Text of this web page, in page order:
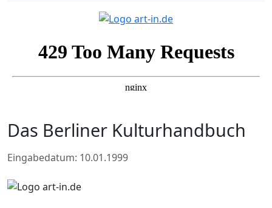
Das Berliner Kulturhandbuch
Eingabedatum: 10.01.1999